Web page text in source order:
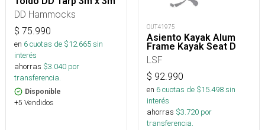
DD Hammocks
$ 75.990
en 6cuotas de $12.665sin
interés
ahorras $3.040 por
transferencia.
Disponible
+5 Vendidos
OUT41975
Asiento Kayak Alum
Frame Kayak Seat D
LSF
$ 92.990
en 6cuotas de $15.498sin
interés
ahorras $3.720 por
transferencia.